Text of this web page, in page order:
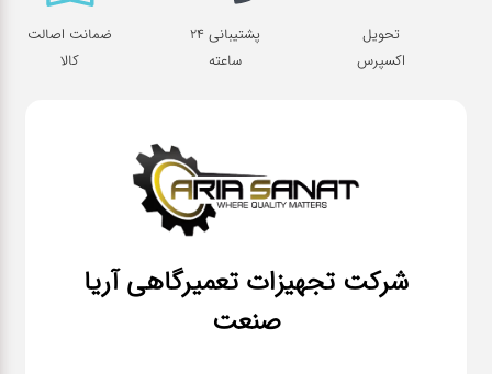
تحویل
اکسپرس
پشتیبانی 24
ساعته
ضمانت اصالت
کالا
شرکت تجهیزات تعمیرگاهی آریا
صنعت